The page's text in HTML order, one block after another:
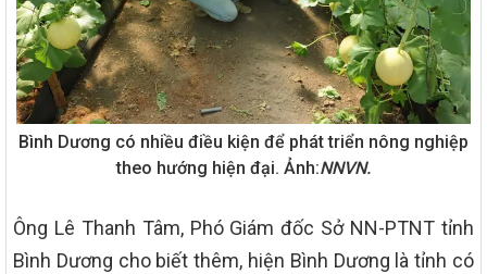
Bình Dương có nhiều điều kiện để phát triển nông nghiệp
theo hướng hiện đại. Ảnh:NNVN.
Ông Lê Thanh Tâm, Phó Giám đốc Sở NN-PTNT tỉnh
Bình Dương cho biết thêm, hiện Bình Dương là tỉnh có